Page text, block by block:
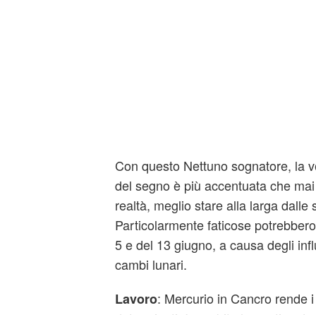
Con questo Nettuno sognatore, la
del segno è più accentuata che
realtà, meglio stare alla larga dalle
Particolarmente faticose
5 e del 13 giugno, a causa degli
cambi lunari.
Lavoro: Mercurio in Cancro rende